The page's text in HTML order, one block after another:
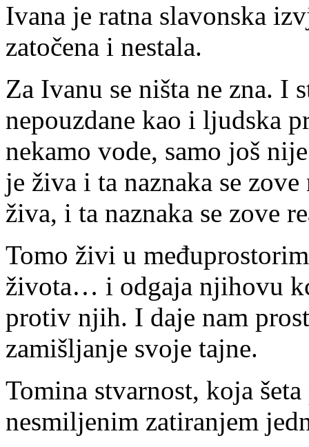
Ivana je ratna slavonska
zatočena i nestala.
Za Ivanu se ništa ne zna. I
nepouzdane kao i ljudska
nekamo vode, samo još
je živa i ta naznaka se
živa, i ta naznaka se zove
Tomo živi u
života… i odgaja njihovu
protiv njih. I daje nam
zamišljanje svoje tajne.
Tomina stvarnost, koja
nesmiljenim zatiranjem